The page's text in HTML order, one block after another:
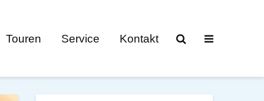
Touren Service Kontakt